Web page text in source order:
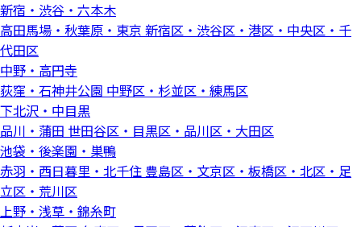
新宿・渋谷・六本木
高田馬場・秋葉原・東京 新宿区・渋谷区・港区・中央区・千
代田区
中野・高円寺
荻窪・石神井公園 中野区・杉並区・練馬区
下北沢・中目黒
品川・蒲田 世田谷区・目黒区・品川区・大田区
池袋・後楽園・巣鴨
赤羽・西日暮里・北千住 豊島区・文京区・板橋区・北区・足
立区・荒川区
上野・浅草・錦糸町